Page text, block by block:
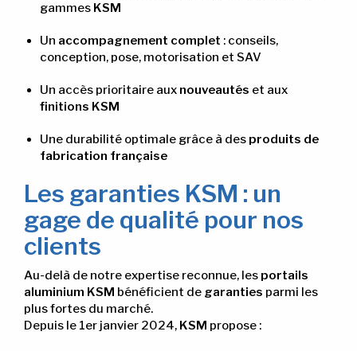
gammes KSM
Un accompagnement complet : conseils,
conception, pose, motorisation et SAV
Un accès prioritaire aux nouveautés et aux
finitions KSM
Une durabilité optimale grâce à des produits de
fabrication française
Les garanties KSM : un
gage de qualité pour nos
clients
Au-delà de notre expertise reconnue, les portails
aluminium KSM bénéficient de garanties parmi les
plus fortes du marché.
Depuis le 1er janvier 2024, KSM propose :